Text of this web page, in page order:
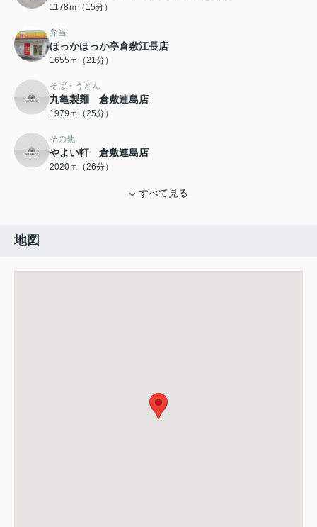
1178ｍ（15分）
弁当
ほっかほっか亭倉敷江長店
1655ｍ（21分）
そば・うどん
丸亀製麺 倉敷連島店
1979ｍ（25分）
その他
やよい軒 倉敷連島店
2020ｍ（26分）
すべて見る
地図